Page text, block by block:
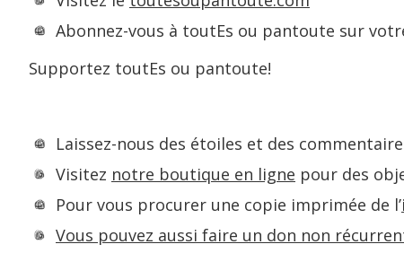
Abonnez-vous à toutEs ou pantoute sur
Supportez toutEs ou pantoute!
Laissez-nous des étoiles et des
Visitez notre boutique en ligne pour des
Pour vous procurer une copie imprimée de l’
Vous pouvez aussi faire un don non